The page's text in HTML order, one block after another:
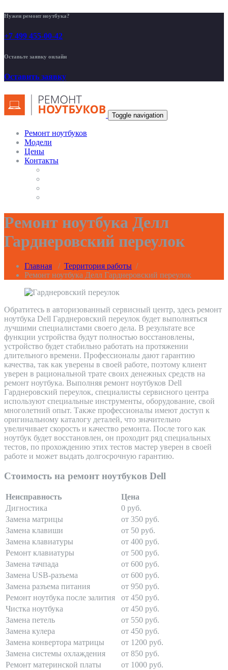
Нужен ремонт ноутбука?
+7 499 455-00-42
Оставьте заявку онлайн
Оставить заявку
Toggle navigation
Ремонт ноутбуков
Модели
Цены
Контакты
Ремонт ноутбука Делл
Гарднеровский переулок
Главная / Территория работы /
Ремонт ноутбука Делл Гарднеровский переулок
Обратитесь в авторизованный сервисный центр, здесь ремонт
ноутбука Dell Гарднеровский переулок будет выполняться
лучшими специалистами своего дела. В результате все
функции устройства будут полностью восстановлены,
устройство будет стабильно работать на протяжении
длительного времени. Профессионалы дают гарантию
качества, так как уверены в своей работе, поэтому клиент
уверен в рациональной трате своих денежных средств на
ремонт ноутбука. Выполняя ремонт ноутбуков Dell
Гарднеровский переулок, специалисты сервисного центра
используют специальные инструменты, оборудование, свой
многолетний опыт. Также профессионалы имеют доступ к
оригинальному каталогу деталей, что значительно
увеличивает скорость и качество ремонта. После того как
ноутбук будет восстановлен, он проходит ряд специальных
тестов, по прохождению этих тестов мастер уверен в своей
работе и может выдать долгосрочную гарантию.
Стоимость на ремонт ноутбуков Dell
Неисправность
Цена
Дигностика
0 руб.
Замена матрицы
от 350 руб.
Замена клавиши
от 50 руб.
Замена клавиатуры
от 400 руб.
Ремонт клавиатуры
от 500 руб.
Замена тачпада
от 600 руб.
Замена USB-разъема
от 600 руб.
Замена разъема питания
от 950 руб.
Ремонт ноутбука после залития
от 450 руб.
Чистка ноутбука
от 450 руб.
Замена петель
от 550 руб.
Замена кулера
от 450 руб.
Замена конвертора матрицы
от 1200 руб.
Замена системы охлаждения
от 850 руб.
Ремонт материнской платы
от 1000 руб.